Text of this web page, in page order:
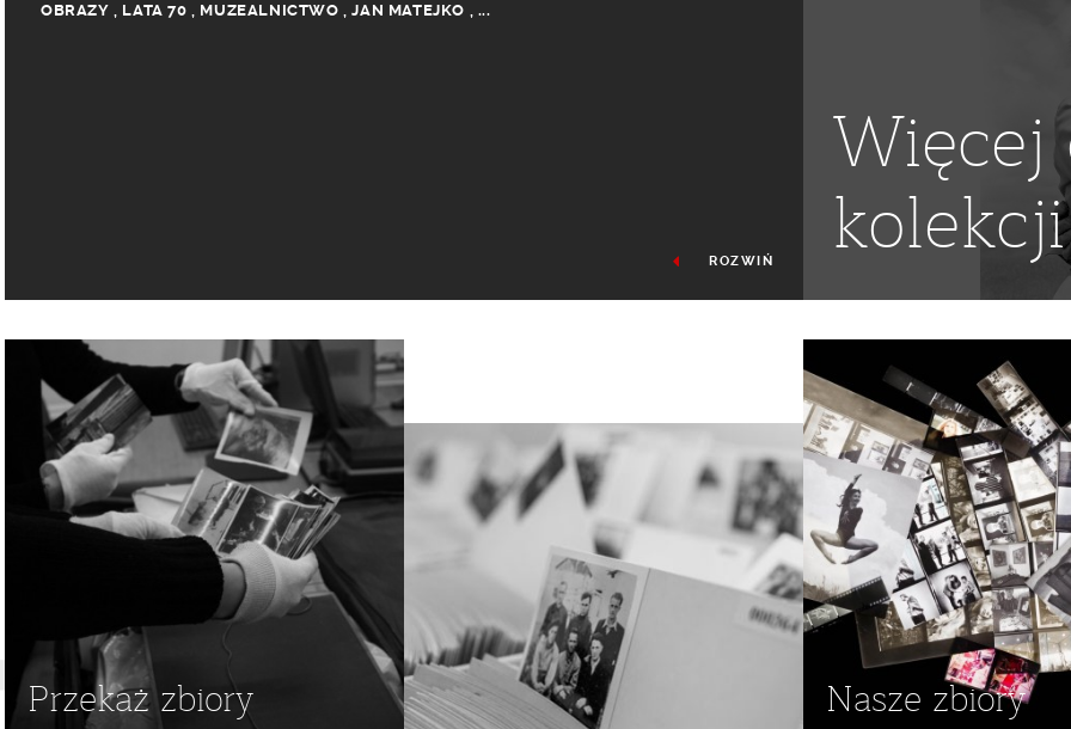
OBRAZY , LATA 70 , MUZEALNICTWO ,JAN MATEJKO , ...
DZIEŁA SZTUKI
ROZWIŃ
Więcej
kolekcji
Przekaż zbiory
Nasze zbiory